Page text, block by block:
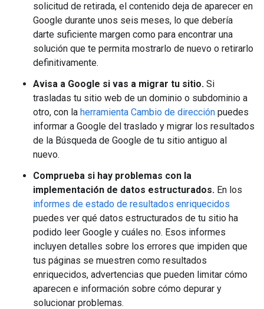
solicitud de retirada, el contenido deja de aparecer en
Google durante unos seis meses, lo que debería
darte suficiente margen como para encontrar una
solución que te permita mostrarlo de nuevo o retirarlo
definitivamente.
Avisa a Google si vas a migrar tu sitio. Si
trasladas tu sitio web de un dominio o subdominio a
otro, con la herramienta Cambio de dirección puedes
informar a Google del traslado y migrar los resultados
de la Búsqueda de Google de tu sitio antiguo al
nuevo.
Comprueba si hay problemas con la
implementación de datos estructurados. En los
informes de estado de resultados enriquecidos
puedes ver qué datos estructurados de tu sitio ha
podido leer Google y cuáles no. Esos informes
incluyen detalles sobre los errores que impiden que
tus páginas se muestren como resultados
enriquecidos, advertencias que pueden limitar cómo
aparecen e información sobre cómo depurar y
solucionar problemas.